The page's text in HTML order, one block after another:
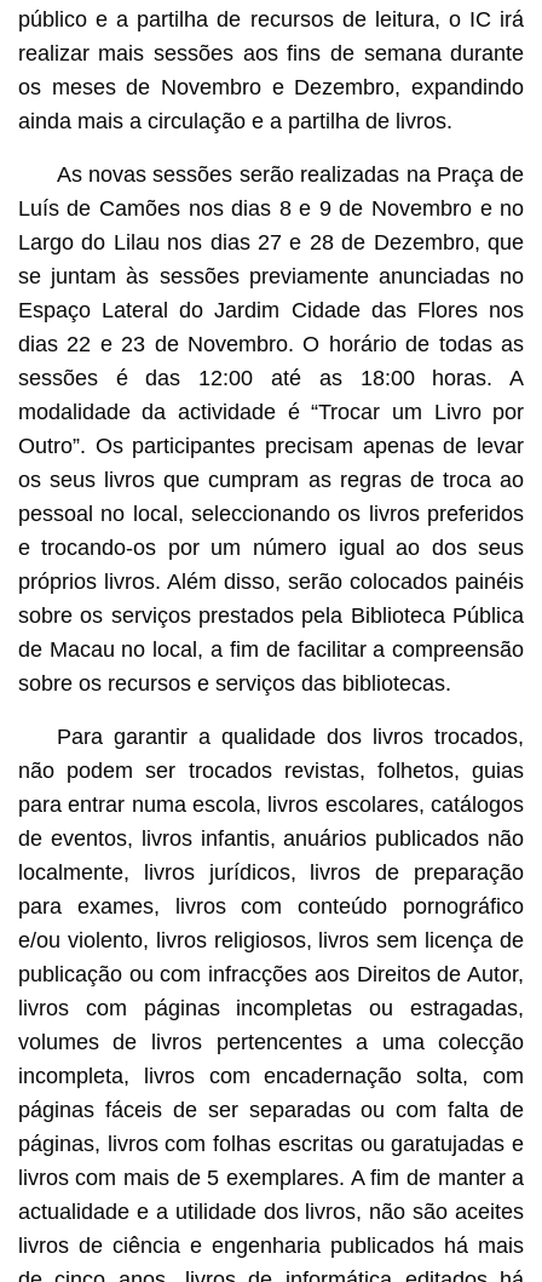
público e a partilha de recursos de leitura, o IC irá
realizar mais sessões aos fins de semana durante
os meses de Novembro e Dezembro, expandindo
ainda mais a circulação e a partilha de livros.
As novas sessões serão realizadas na Praça de
Luís de Camões nos dias 8 e 9 de Novembro e no
Largo do Lilau nos dias 27 e 28 de Dezembro, que
se juntam às sessões previamente anunciadas no
Espaço Lateral do Jardim Cidade das Flores nos
dias 22 e 23 de Novembro. O horário de todas as
sessões é das 12:00 até as 18:00 horas. A
modalidade da actividade é “Trocar um Livro por
Outro”. Os participantes precisam apenas de levar
os seus livros que cumpram as regras de troca ao
pessoal no local, seleccionando os livros preferidos
e trocando-os por um número igual ao dos seus
próprios livros. Além disso, serão colocados painéis
sobre os serviços prestados pela Biblioteca Pública
de Macau no local, a fim de facilitar a compreensão
sobre os recursos e serviços das bibliotecas.
Para garantir a qualidade dos livros trocados,
não podem ser trocados revistas, folhetos, guias
para entrar numa escola, livros escolares, catálogos
de eventos, livros infantis, anuários publicados não
localmente, livros jurídicos, livros de preparação
para exames, livros com conteúdo pornográfico
e/ou violento, livros religiosos, livros sem licença de
publicação ou com infracções aos Direitos de Autor,
livros com páginas incompletas ou estragadas,
volumes de livros pertencentes a uma colecção
incompleta, livros com encadernação solta, com
páginas fáceis de ser separadas ou com falta de
páginas, livros com folhas escritas ou garatujadas e
livros com mais de 5 exemplares. A fim de manter a
actualidade e a utilidade dos livros, não são aceites
livros de ciência e engenharia publicados há mais